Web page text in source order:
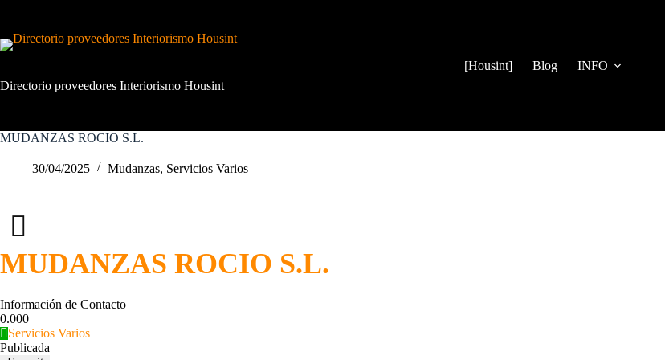
contenido
Directorio proveedores Interiorismo Housint
[Housint] Blog INFO
MUDANZAS ROCIO S.L.
30/04/2025 Mudanzas, Servicios Varios
MUDANZAS ROCIO S.L.
Información de Contacto
0.000
Servicios Varios
Publicada